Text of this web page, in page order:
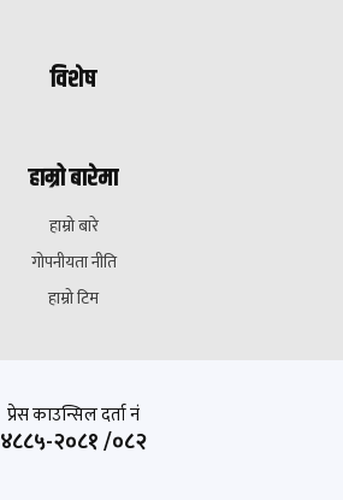
विशेष
हाम्रो बारेमा
हाम्रो बारे
गोपनीयता नीति
हाम्रो टिम
प्रेस काउन्सिल दर्ता नं
४८८५-२०८१ /०८२